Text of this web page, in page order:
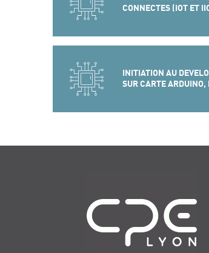
CONNECTES (IOT ET
INITIATION AU
SUR CARTE